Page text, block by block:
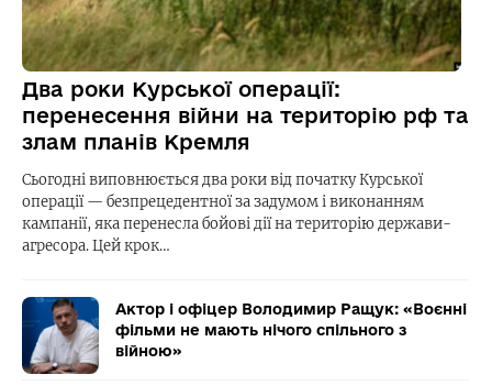
Два роки Курської операції:
перенесення війни на територію рф та
злам планів Кремля
Сьогодні виповнюється два роки від початку Курської
операції — безпрецедентної за задумом і виконанням
кампанії, яка перенесла бойові дії на територію держави-
агресора. Цей крок…
Актор і офіцер Володимир Ращук: «Воєнні
фільми не мають нічого спільного з
війною»